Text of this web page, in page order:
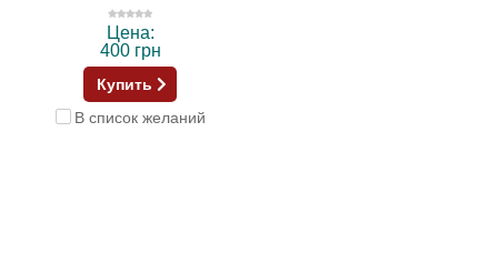
Цена:
400 грн
Купить
В список желаний